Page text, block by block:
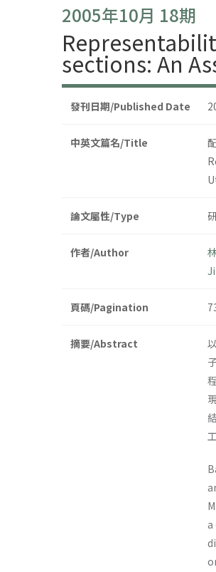
2005年10月 18期
sections: An
發刊日期/Published Date
中英文篇名/Title
論文屬性/Type
作者/Author
頁碼/Pagination
摘要/Abstract
a